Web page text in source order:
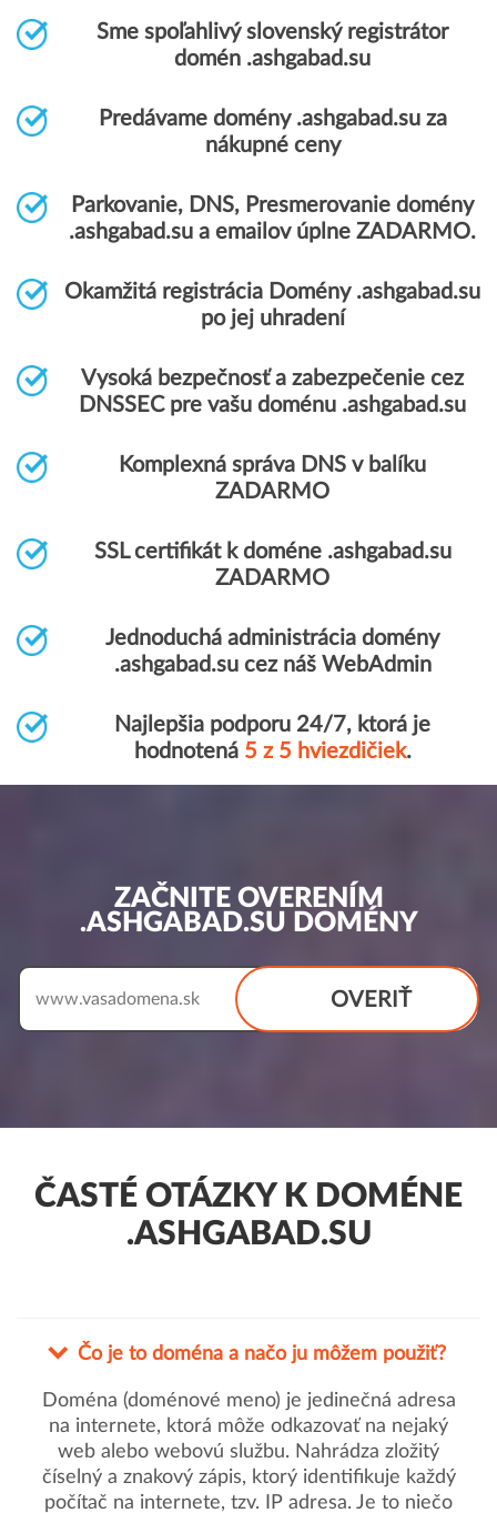
Sme spoľahlivý slovenský registrátor
domén .ashgabad.su
Predávame domény .ashgabad.su za
nákupné ceny
Parkovanie, DNS, Presmerovanie domény
.ashgabad.su a emailov úplne ZADARMO.
Okamžitá registrácia Domény .ashgabad.su
po jej uhradení
Vysoká bezpečnosť a zabezpečenie cez
DNSSEC pre vašu doménu .ashgabad.su
Komplexná správa DNS v balíku
ZADARMO
SSL certifikát k doméne .ashgabad.su
ZADARMO
Jednoduchá administrácia domény
.ashgabad.su cez náš WebAdmin
Najlepšia podporu 24/7, ktorá je
hodnotená 5 z 5 hviezdičiek.
ZAČNITE OVERENÍM
.ASHGABAD.SU DOMÉNY
OVERIŤ
www.
ČASTÉ OTÁZKY K DOMÉNE
.ASHGABAD.SU
Čo je to doména a načo ju môžem použiť?
Doména (doménové meno) je jedinečná adresa
na internete, ktorá môže odkazovať na nejaký
web alebo webovú službu. Nahrádza zložitý
číselný a znakový zápis, ktorý identifikuje každý
počítač na internete, tzv. IP adresa. Je to niečo